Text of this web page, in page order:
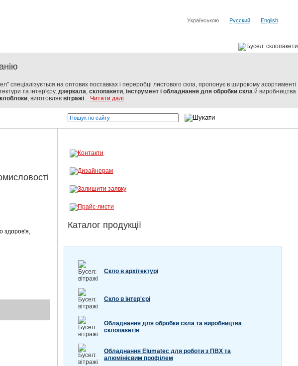
Українською Русский English
спеціалізується на оптових поставках і переробці листового скла, пропонує в широкому асортименті
та інтер'єру, дзеркала, склопакети, інструмент і обладнання для обробки скла й виробництва
, виготовляє вітражі…Читати далі
Бусел - скло від світових виробників Бусел - різка скла, обробка скла,
здоров'я,
Каталог продукції
Скло в архітектурі
Скло в інтер'єрі
Обладнання для обробки скла та виробництва
склопакетів
Обладнання Elumatec для роботи з ПВХ та
алюмінієвим профілем